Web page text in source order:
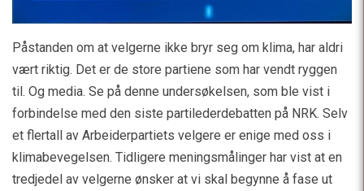
Påstanden om at velgerne ikke bryr seg om klima, har aldri
vært riktig. Det er de store partiene som har vendt ryggen
til. Og media. Se på denne undersøkelsen, som ble vist i
forbindelse med den siste partilederdebatten på NRK. Selv
et flertall av Arbeiderpartiets velgere er enige med oss i
klimabevegelsen. Tidligere meningsmålinger har vist at en
tredjedel av velgerne ønsker at vi skal begynne å fase ut